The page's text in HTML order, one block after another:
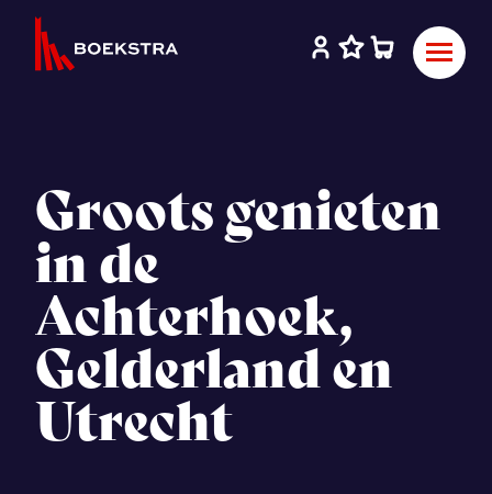
Groots genieten
in de
Achterhoek,
Gelderland en
Utrecht